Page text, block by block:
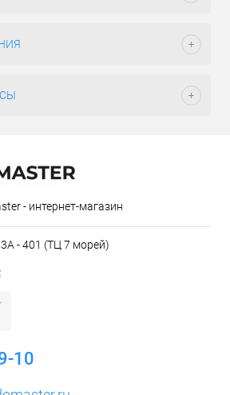
- интернет-магазин
- 401 (ТЦ 7 морей)
10